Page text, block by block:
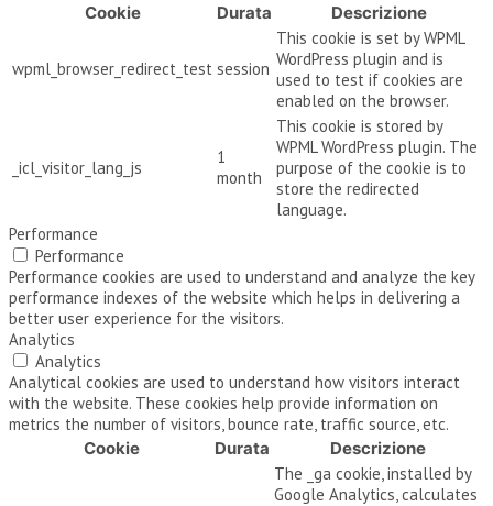
Cookie
Durata Descrizione
wpml_browser_redirect_test session
This cookie is set by WPML
WordPress plugin and is
used to test if cookies are
enabled on the browser.
_icl_visitor_lang_js
1
month
This cookie is stored by
WPML WordPress plugin. The
purpose of the cookie is to
store the redirected
language.
Performance
Performance
Performance cookies are used to understand and analyze the key
performance indexes of the website which helps in delivering a
better user experience for the visitors.
Analytics
Analytics
Analytical cookies are used to understand how visitors interact
with the website. These cookies help provide information on
metrics the number of visitors, bounce rate, traffic source, etc.
Cookie
Durata
Descrizione
The _ga cookie, installed by
Google Analytics, calculates